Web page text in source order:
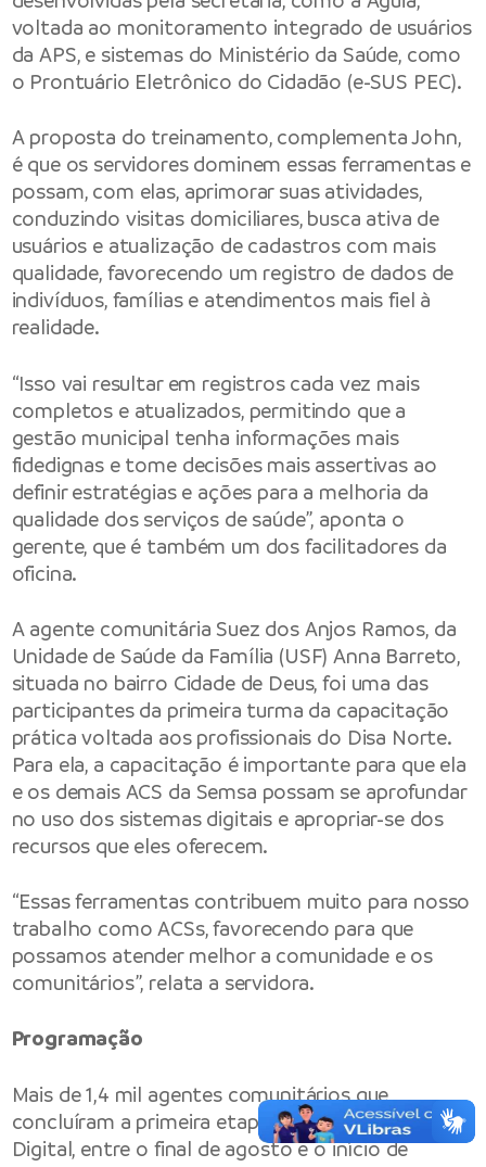
voltada ao monitoramento integrado de usuários
da APS, e sistemas do Ministério da Saúde, como
o Prontuário Eletrônico do Cidadão (e-SUS PEC).
A proposta do treinamento, complementa John,
é que os servidores dominem essas ferramentas e
possam, com elas, aprimorar suas atividades,
conduzindo visitas domiciliares, busca ativa de
usuários e atualização de cadastros com mais
qualidade, favorecendo um registro de dados de
indivíduos, famílias e atendimentos mais fiel à
realidade.
“Isso vai resultar em registros cada vez mais
completos e atualizados, permitindo que a
gestão municipal tenha informações mais
fidedignas e tome decisões mais assertivas ao
definir estratégias e ações para a melhoria da
qualidade dos serviços de saúde”, aponta o
gerente, que é também um dos facilitadores da
oficina.
A agente comunitária Suez dos Anjos Ramos, da
Unidade de Saúde da Família (USF) Anna Barreto,
situada no bairro Cidade de Deus, foi uma das
participantes da primeira turma da capacitação
prática voltada aos profissionais do Disa Norte.
Para ela, a capacitação é importante para que ela
e os demais ACS da Semsa possam se aprofundar
no uso dos sistemas digitais e apropriar-se dos
recursos que eles oferecem.
“Essas ferramentas contribuem muito para nosso
trabalho como ACSs, favorecendo para que
possamos atender melhor a comunidade e os
comunitários”, relata a servidora.
Programação
Mais de 1,4 mil agentes comunitários que
concluíram a primeira etapa da Oficina em Saúde
Digital, entre o final de agosto e o início de